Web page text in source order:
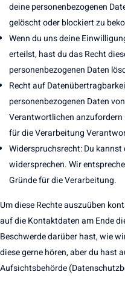
deine personenbezogenen
gelöscht oder blockiert zu
Wenn du uns deine
erteilst, hast du das Recht
personenbezogenen Daten
Recht auf
personenbezogenen Daten
Verantwortlichen anzufordern
für die Verarbeitung
Widerspruchsrecht: Du
widersprechen. Wir
Gründe für die Verarbeitung.
Um diese Rechte auszuüben
auf die Kontaktdaten am Ende
Beschwerde darüber hast, wie
diese gerne hören, aber du hast
Aufsichtsbehörde